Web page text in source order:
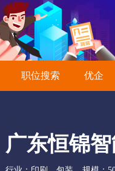
职位搜索 优企
广东恒锦